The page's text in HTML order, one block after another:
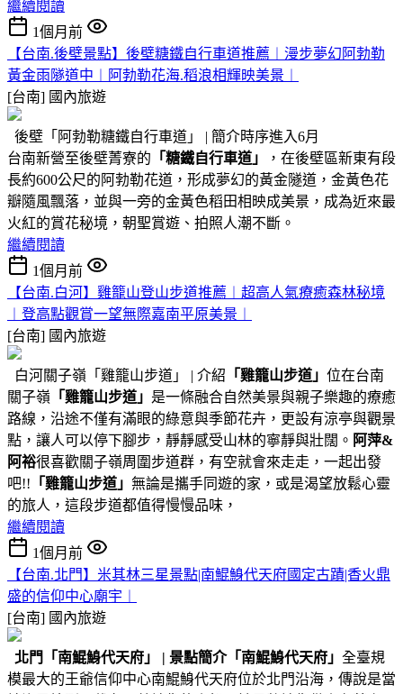
繼續閱讀
1個月前
【台南.後壁景點】後壁糖鐵自行車道推薦︱漫步夢幻阿勃勒
黃金雨隧道中︱阿勃勒花海.稻浪相輝映美景︱
[台南] 國內旅遊
後壁「阿勃勒糖鐵自行車道」 | 簡介時序進入6月
台南新營至後壁菁寮的 「糖鐵自行車道」
，在後壁區新東有段
長約600公尺的阿勃勒花道，形成夢幻的黃金隧道，金黃色花
瓣隨風飄落，並與一旁的金黃色稻田相映成美景，成為近來最
火紅的賞花秘境，朝聖賞遊、拍照人潮不斷。
繼續閱讀
1個月前
【台南.白河】雞籠山登山步道推薦︱超高人氣療癒森林秘境
︱登高點觀賞一望無際嘉南平原美景︱
[台南] 國內旅遊
白河關子嶺「雞籠山步道」 | 介紹 「雞籠山步道」 位在台南
關子嶺 「雞籠山步道」 是一條融合自然美景與親子樂趣的療癒
路線，沿途不僅有滿眼的綠意與季節花卉，更設有涼亭與觀景
點，讓人可以停下腳步，靜靜感受山林的寧靜與壯闊。 阿萍&
阿裕很喜歡關子嶺周圍步道群，有空就會來走走，一起出發
吧!! 「雞籠山步道」 無論是攜手同遊的家，或是渴望放鬆心靈
的旅人，這段步道都值得慢慢品味，
繼續閱讀
1個月前
【台南.北門】米其林三星景點|南鯤鯓代天府國定古蹟|香火鼎
盛的信仰中心廟宇︱
[台南] 國內旅遊
北門 「南鯤鯓代天府」 | 景點簡介「南鯤鯓代天府」 全臺規
模最大的王爺信仰中心南鯤鯓代天府位於北門沿海，傳說是當